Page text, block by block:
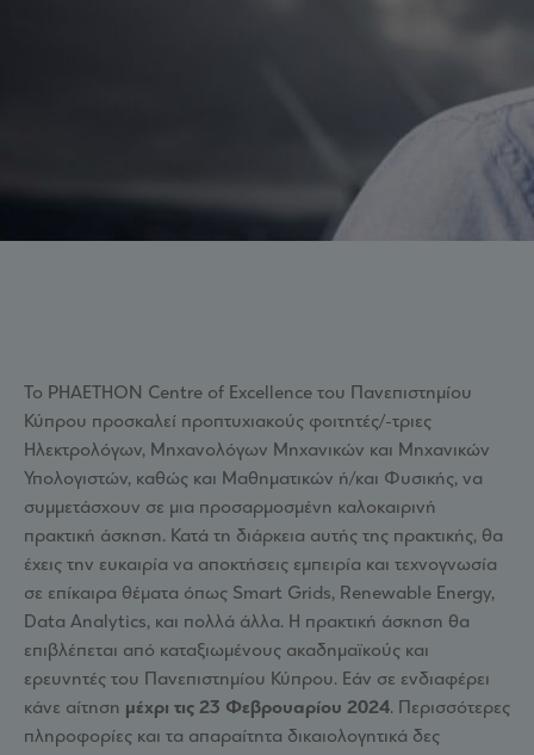
Το PHAETHON Centre of Excellence του Πανεπιστημίου
Κύπρου προσκαλεί προπτυχιακούς φοιτητές/-τριες
Ηλεκτρολόγων, Μηχανολόγων Μηχανικών και Μηχανικών
Υπολογιστών, καθώς και Μαθηματικών ή/και Φυσικής, να
συμμετάσχουν σε μια προσαρμοσμένη καλοκαιρινή
πρακτική άσκηση. Κατά τη διάρκεια αυτής της πρακτικής, θα
έχεις την ευκαιρία να αποκτήσεις εμπειρία και τεχνογνωσία
σε επίκαιρα θέματα όπως Smart Grids, Renewable Energy,
Data Analytics, και πολλά άλλα. Η πρακτική άσκηση θα
επιβλέπεται από καταξιωμένους ακαδημαϊκούς και
ερευνητές του Πανεπιστημίου Κύπρου. Εάν σε ενδιαφέρει
κάνε αίτηση μέχρι τις 23 Φεβρουαρίου 2024. Περισσότερες
πληροφορίες και τα απαραίτητα δικαιολογητικά δες